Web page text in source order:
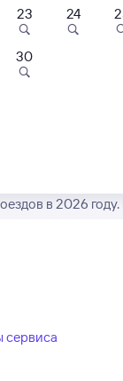
в Манас.
в 2026 году.
сервиса
23 24
30